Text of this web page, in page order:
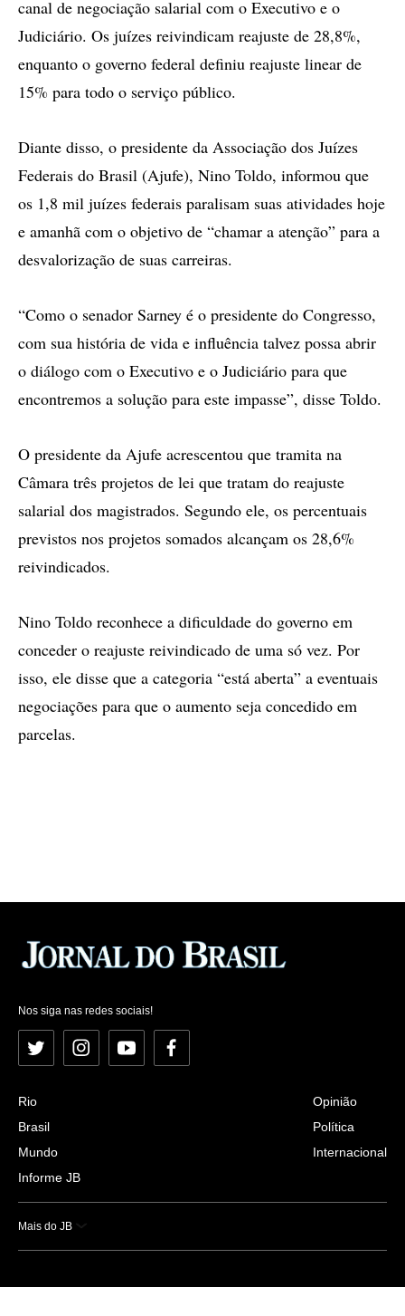
canal de negociação salarial com o Executivo e o
Judiciário. Os juízes reivindicam reajuste de 28,8%,
enquanto o governo federal definiu reajuste linear de
15% para todo o serviço público.
Diante disso, o presidente da Associação dos Juízes
Federais do Brasil (Ajufe), Nino Toldo, informou que
os 1,8 mil juízes federais paralisam suas atividades hoje
e amanhã com o objetivo de “chamar a atenção” para a
desvalorização de suas carreiras.
“Como o senador Sarney é o presidente do Congresso,
com sua história de vida e influência talvez possa abrir
o diálogo com o Executivo e o Judiciário para que
encontremos a solução para este impasse”, disse Toldo.
O presidente da Ajufe acrescentou que tramita na
Câmara três projetos de lei que tratam do reajuste
salarial dos magistrados. Segundo ele, os percentuais
previstos nos projetos somados alcançam os 28,6%
reivindicados.
Nino Toldo reconhece a dificuldade do governo em
conceder o reajuste reivindicado de uma só vez. Por
isso, ele disse que a categoria “está aberta” a eventuais
negociações para que o aumento seja concedido em
parcelas.
Nos siga nas redes sociais!
Twitter InstagramYouTubeFacebook
Rio
Brasil
Mundo
Informe JB
Opinião
Política
Internacional
Mais do JB
Esportes